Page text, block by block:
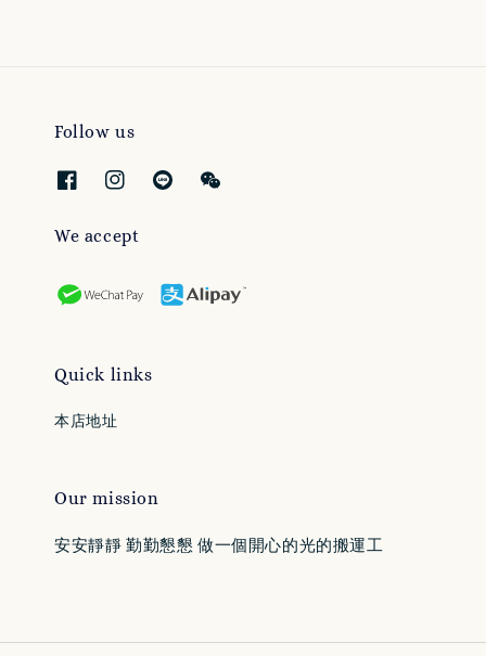
Follow us
We accept
Quick links
本店地址
Our mission
安安靜靜 勤勤懇懇 做一個開心的光的搬運工